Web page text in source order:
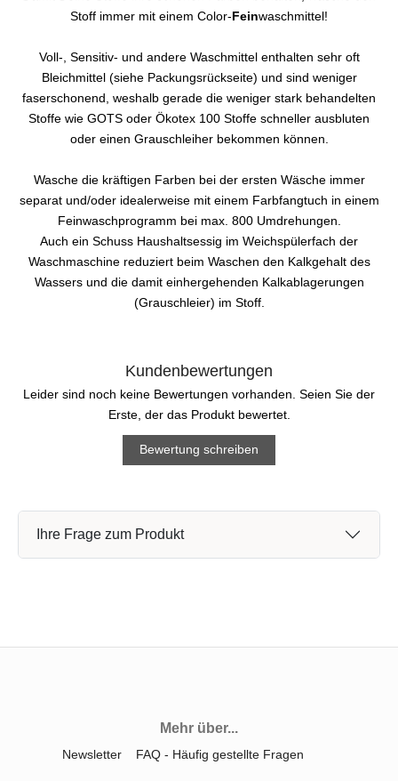
Stoff immer mit einem Color-Feinwaschmittel!
Voll-, Sensitiv- und andere Waschmittel enthalten sehr oft
Bleichmittel (siehe Packungsrückseite) und sind weniger
faserschonend, weshalb gerade die weniger stark behandelten
Stoffe wie GOTS oder Ökotex 100 Stoffe schneller ausbluten
oder einen Grauschleiher bekommen können.
Wasche die kräftigen Farben bei der ersten Wäsche immer
separat und/oder idealerweise mit einem Farbfangtuch in einem
Feinwaschprogramm bei max. 800 Umdrehungen.
Auch ein Schuss Haushaltsessig im Weichspülerfach der
Waschmaschine reduziert beim Waschen den Kalkgehalt des
Wassers und die damit einhergehenden Kalkablagerungen
(Grauschleier) im Stoff.
Kundenbewertungen
Leider sind noch keine Bewertungen vorhanden. Seien Sie der
Erste, der das Produkt bewertet.
Bewertung schreiben
Ihre Frage zum Produkt
Mehr über...
Newsletter FAQ - Häufig gestellte Fragen